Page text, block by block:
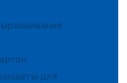
для